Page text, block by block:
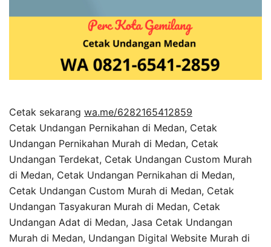
Cetak sekarang wa.me/6282165412859
Cetak Undangan Pernikahan di Medan, Cetak
Undangan Pernikahan Murah di Medan, Cetak
Undangan Terdekat, Cetak Undangan Custom Murah
di Medan, Cetak Undangan Pernikahan di Medan,
Cetak Undangan Custom Murah di Medan, Cetak
Undangan Tasyakuran Murah di Medan, Cetak
Undangan Adat di Medan, Jasa Cetak Undangan
Murah di Medan, Undangan Digital Website Murah di